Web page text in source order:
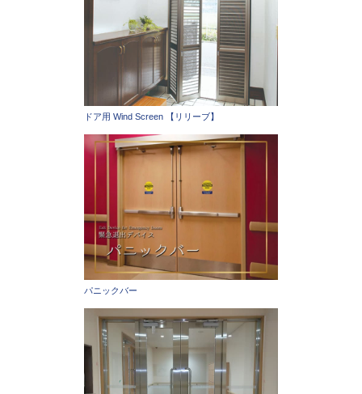
ドア用 Wind Screen 【リリーブ】
パニックバー